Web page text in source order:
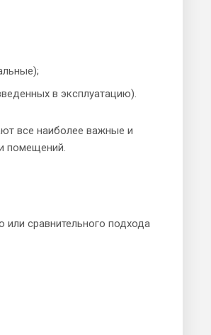
в эксплуатацию).
все наиболее важные и
помещений.
сравнительного подхода